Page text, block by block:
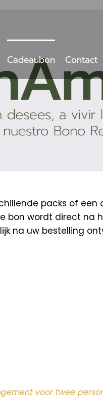
Cadeaubon Contact
packs of
bon wordt direct na
na uw bestelling
voor twee